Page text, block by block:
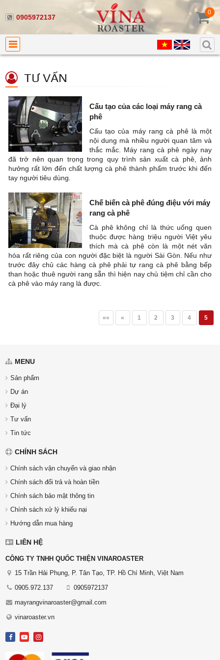
0905972137
0
TƯ VẤN
Cấu tạo của các loại máy rang cà
phê
Cấu tạo của máy rang cà phê là một
nội dung mà nhiều người quan tâm và
thắc mắc. Máy rang cà phê ngày nay
đã trở nên quan trọng trong quy trình sản xuất cà phê, ảnh
hưởng rất lớn đến chất lượng cà phê thành phẩm trước khi đến
tay người tiêu dùng.
Chế biến cà phê đúng điệu với máy
rang cà phê
Cà phê không chỉ là thức uống quen
thuộc được hàng triệu người Việt yêu
thích mà cà phê còn là một nét văn
hóa rất riêng của con người đặc biệt là người Sài Gòn. Nếu như
trước đây chủ các hàng cà phê phải tự rang cà phê bằng bếp
than hoặc thuê người rang sẵn thì hiện nay chủ tiệm chỉ cần cho
cà phê vào máy rang là được.
«« « 1 2 3 4 5
MENU
Sản phẩm
Dự án
Đại lý
Tư vấn
Tin tức
CHÍNH SÁCH
Chính sách vận chuyển và giao nhận
Chính sách đổi trả và hoàn tiền
Chính sách bảo mật thông tin
Chính sách xử lý khiếu nại
Hướng dẫn mua hàng
LIÊN HỆ
CÔNG TY TNHH QUỐC THIỆN VINAROASTER
15 Trần Hải Phụng, P. Tân Tạo, TP. Hồ Chí Minh, Việt Nam
0905.972.137
0905972137
mayrangvinaroaster@gmail.com
vinaroaster.vn